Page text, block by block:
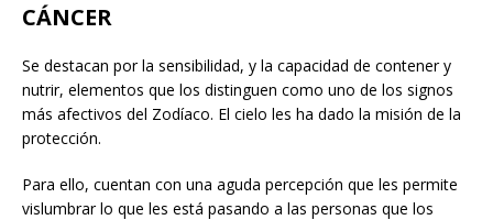
CÁNCER
Se destacan por la sensibilidad, y la capacidad de contener y
nutrir, elementos que los distinguen como uno de los signos
más afectivos del Zodíaco. El cielo les ha dado la misión de la
protección.
Para ello, cuentan con una aguda percepción que les permite
vislumbrar lo que les está pasando a las personas que los